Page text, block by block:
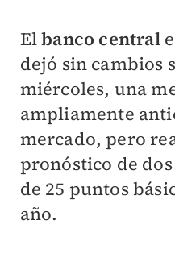
Elbanco central
dejó sin cambios
miércoles, una
ampliamente
mercado, pero
pronóstico de
de 25 puntos
año.